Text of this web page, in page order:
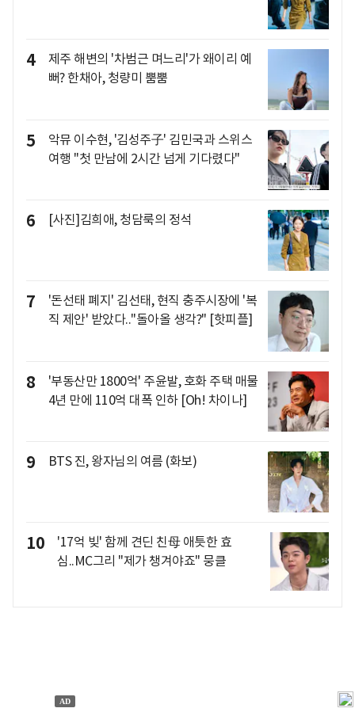
4
제주 해변의 '차범근 며느리'가 왜이리 예
뻐? 한채아, 청량미 뿜뿜
5
악뮤 이수현, '김성주子' 김민국과 스위스
여행 "첫 만남에 2시간 넘게 기다렸다"
6 [사진]김희애, 청담룩의 정석
7
'돈선태 폐지' 김선태, 현직 충주시장에 '복
직 제안' 받았다.."돌아올 생각?" [핫피플]
8
'부동산만 1800억' 주윤발, 호화 주택 매물
4년 만에 110억 대폭 인하 [Oh! 차이나]
9 BTS 진, 왕자님의 여름 (화보)
10
'17억 빚' 함께 견딘 친母 애틋한 효
심..MC그리 "제가 챙겨야죠" 뭉클